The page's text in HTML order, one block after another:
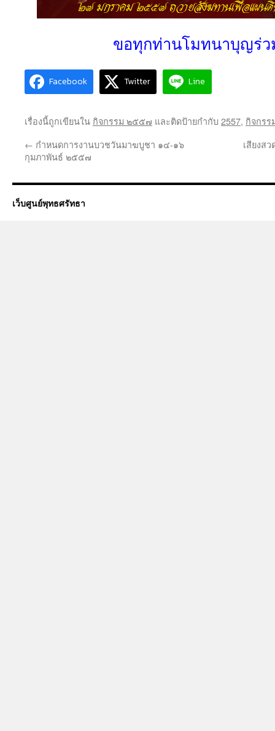
ขอทุกท่านโมทนาบุญร่ว
Facebook Twitter Line
เรื่องนี้ถูกเขียนใน กิจกรรม ๒๕๕๗ และติดป้ายกำกับ 2557, กิจกรร
← กำหนดการงานบวชวันมาฆบูชา ๑๔-๑๖
กุมภาพันธ์ ๒๕๕๗
เสียงส
เว็บศูนย์พุทธศรัทธา